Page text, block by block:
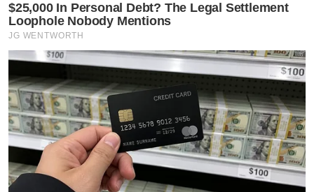
$25,000 In Personal Debt? The Legal Settlement
Loophole Nobody Mentions
JG WENTWORTH